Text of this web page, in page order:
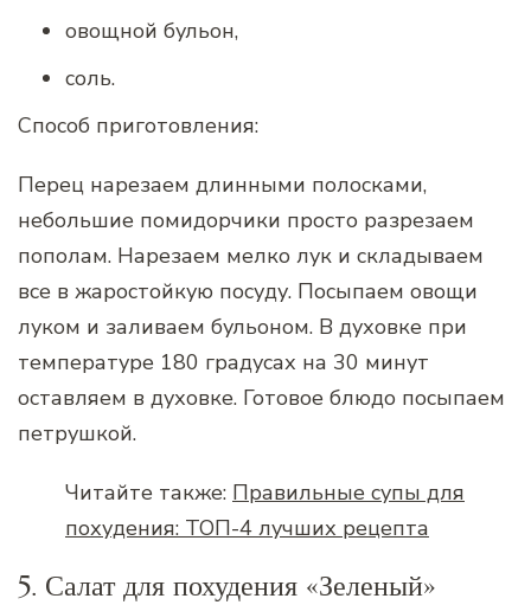
овощной бульон,
соль.
Способ приготовления:
Перец нарезаем длинными полосками,
небольшие помидорчики просто разрезаем
пополам. Нарезаем мелко лук и складываем
все в жаростойкую посуду. Посыпаем овощи
луком и заливаем бульоном. В духовке при
температуре 180 градусах на 30 минут
оставляем в духовке. Готовое блюдо посыпаем
петрушкой.
Читайте также: Правильные супы для
похудения: ТОП-4 лучших рецепта
5. Салат для похудения «Зеленый»